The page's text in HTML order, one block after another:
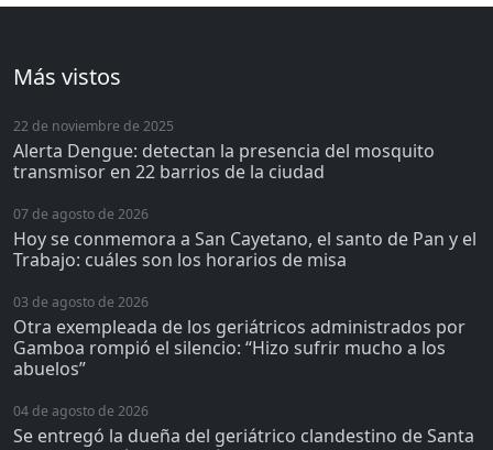
Más vistos
22 de noviembre de 2025
Alerta Dengue: detectan la presencia del mosquito
transmisor en 22 barrios de la ciudad
07 de agosto de 2026
Hoy se conmemora a San Cayetano, el santo de Pan y el
Trabajo: cuáles son los horarios de misa
03 de agosto de 2026
Otra exempleada de los geriátricos administrados por
Gamboa rompió el silencio: “Hizo sufrir mucho a los
abuelos”
04 de agosto de 2026
Se entregó la dueña del geriátrico clandestino de Santa